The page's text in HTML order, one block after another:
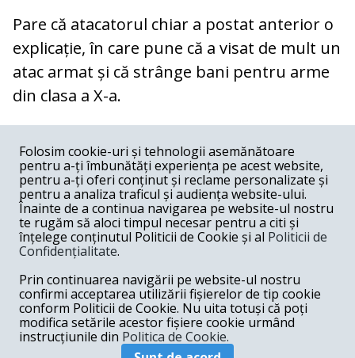
Pare că atacatorul chiar a postat anterior o
explicație, în care pune că a visat de mult un
atac armat și că strânge bani pentru arme
din clasa a X-a.
COMENTARII
Nume
Email
Postează comentariu
Folosim cookie-uri și tehnologii asemănătoare
pentru a-ți îmbunătăți experiența pe acest website,
pentru a-ți oferi conținut și reclame personalizate și
pentru a analiza traficul și audiența website-ului.
Înainte de a continua navigarea pe website-ul nostru
te rugăm să aloci timpul necesar pentru a citi și
înțelege conținutul Politicii de Cookie și al Politicii de
Confidențialitate.
Prin continuarea navigării pe website-ul nostru
confirmi acceptarea utilizării fișierelor de tip cookie
conform Politicii de Cookie. Nu uita totuși că poți
modifica setările acestor fișiere cookie urmând
instrucțiunile din Politica de Cookie.